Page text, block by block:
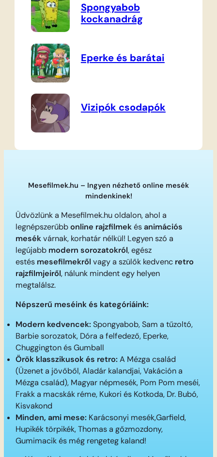
Spongyabob
kockanadrág
Eperke és barátai
Vizipók csodapók
Mesefilmek.hu – Ingyen nézhető online mesék
mindenkinek!
Üdvözlünk a Mesefilmek.hu oldalon, ahol a
legnépszerűbbonline rajzfilmekésanimációs
mesékvárnak, korhatár nélkül! Legyen szó a
legújabb modern sorozatokról, egész
estés mesefilmekről vagy a szülők kedvenc retro
rajzfilmjeiről, nálunk mindent egy helyen
megtalálsz.
Népszerű meséink és kategóriáink:
Modern kedvencek: Spongyabob, Sam a tűzoltó,
Barbie sorozatok, Dóra a felfedező, Eperke,
Chuggington és Gumball
Örök klasszikusok és retro: A Mézga család
(Üzenet a jövőből, Aladár kalandjai, Vakáción a
Mézga család), Magyar népmesék, Pom Pom meséi,
Frakk a macskák réme, Kukori és Kotkoda, Dr. Bubó,
Kisvakond
Minden, ami mese: Karácsonyi mesék,Garfield,
Hupikék törpikék, Thomas a gőzmozdony,
Gumimacik és még rengeteg kaland!